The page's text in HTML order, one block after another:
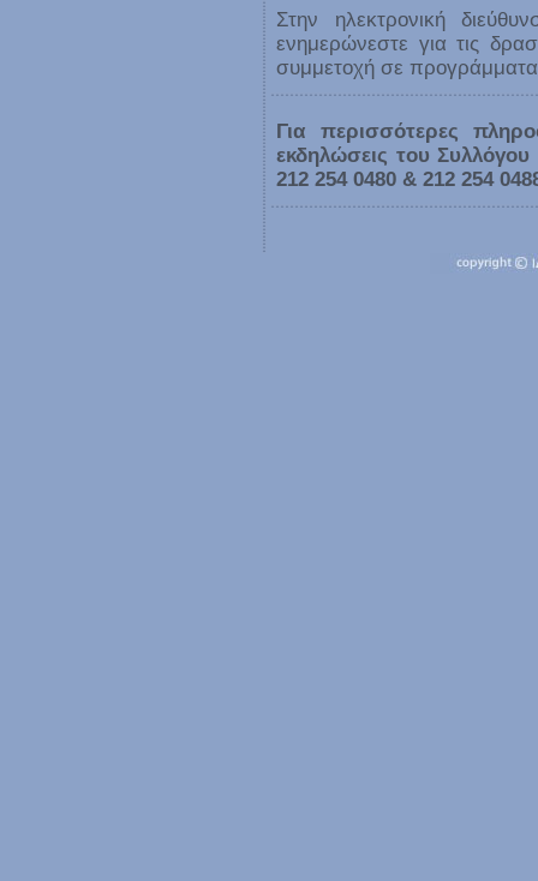
Στην ηλεκτρονική
ενημερώνεστε για τις
συμμετοχή σε προγράμματα
Για περισσότερες
εκδηλώσεις του
212 254 0480 & 212 254